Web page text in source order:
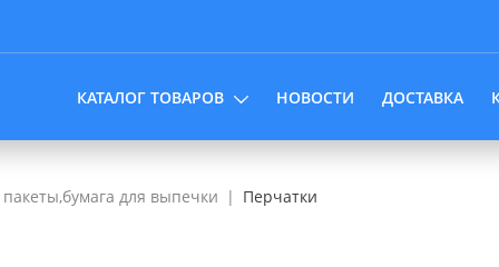
КАТАЛОГ ТОВАРОВ НОВОСТИ ДОСТАВКА
пакеты,бумага для выпечки Перчатки